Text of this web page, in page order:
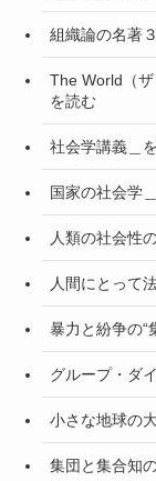
組織論の名著
The World（
を読む
社会学講義＿
国家の社会学
人類の社会性
人間にとって
暴力と紛争の“
グループ・ダ
小さな地球の
集団と集合知